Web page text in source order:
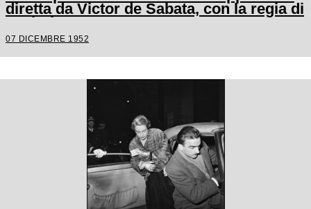
diretta da Victor de Sabata, con la regia di
Carl Ebert
07 DICEMBRE 1952